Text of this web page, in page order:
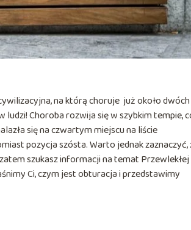
na którą choruje już około dwóch
Choroba rozwija się w szybkim tempie,
się na czwartym miejscu na liście
pozycja szósta. Warto jednak zaznaczyć,
szukasz informacji na temat Przewlekłej
Ci, czym jest obturacja i przedstawimy